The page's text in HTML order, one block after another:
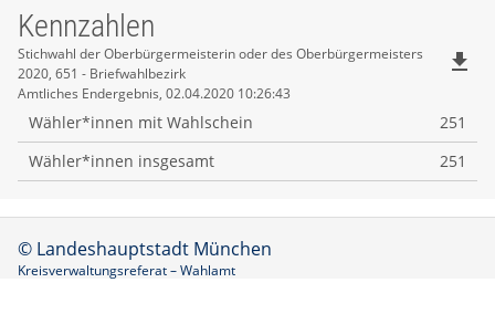
Kennzahlen
Kennzahlen
Stichwahl der Oberbürgermeisterin oder des Oberbürgermeisters
2020, 651 - Briefwahlbezirk
Amtliches Endergebnis, 02.04.2020 10:26:43
file_download
Wähler*innen mit Wahlschein
251
Wähler*innen insgesamt
251
© Landeshauptstadt München
Kreisverwaltungsreferat – Wahlamt